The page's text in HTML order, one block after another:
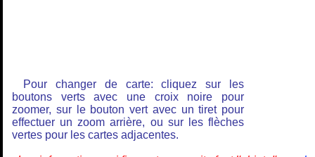
Pour changer de carte: cliquez sur les
boutons verts avec une croix noire pour
zoomer, sur le bouton vert avec un tiret pour
effectuer un zoom arrière, ou sur les flèches
vertes pour les cartes adjacentes.